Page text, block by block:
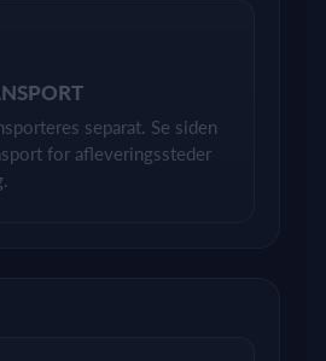
separat. Se siden
for afleveringssteder